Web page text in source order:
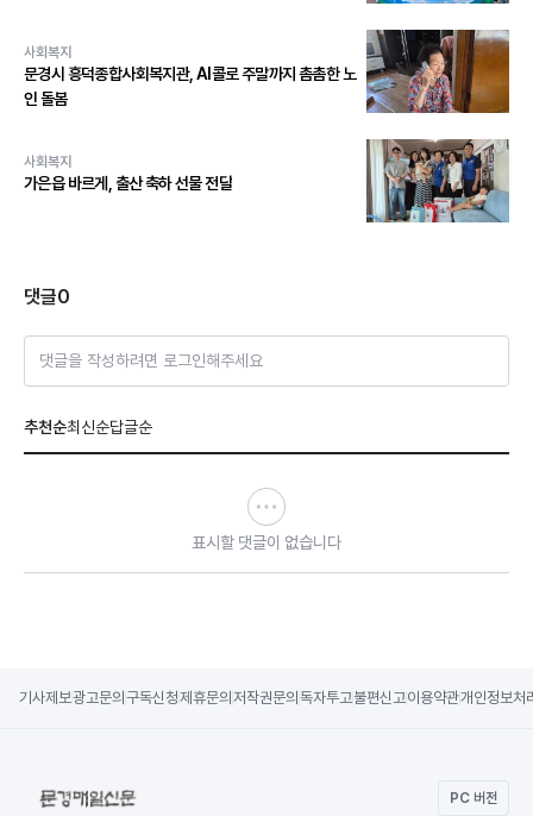
사회복지
문경시 흥덕종합사회복지관, AI콜로 주말까지 촘촘한 노
인 돌봄
사회복지
가은읍 바르게, 출산 축하 선물 전달
댓글0
댓글을 작성하려면 로그인해주세요
추천순최신순답글순
표시할 댓글이 없습니다
기사제보광고문의 구독신청제휴문의 저작권문의 독자투고불편신고이용약관개인정보처
PC 버전